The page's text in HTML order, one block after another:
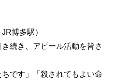
博多駅）
続き、アピール活動を皆さ
ちです」「殺されてもよい命